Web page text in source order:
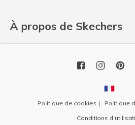
À propos de Skechers
Politique de cookies
Politique
Conditions